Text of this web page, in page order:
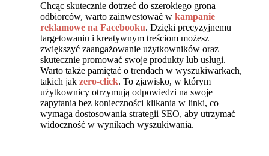
Chcąc skutecznie dotrzeć do szerokiego grona
odbiorców, warto zainwestować w kampanie
reklamowe na Facebooku. Dzięki precyzyjnemu
targetowaniu i kreatywnym treściom możesz
zwiększyć zaangażowanie użytkowników oraz
skutecznie promować swoje produkty lub usługi.
Warto także pamiętać o trendach w wyszukiwarkach,
takich jak zero-click. To zjawisko, w którym
użytkownicy otrzymują odpowiedzi na swoje
zapytania bez konieczności klikania w linki, co
wymaga dostosowania strategii SEO, aby utrzymać
widoczność w wynikach wyszukiwania.